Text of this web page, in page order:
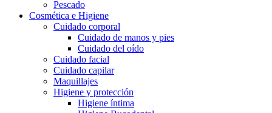
Pescado
Cosmética e Higiene
Cuidado corporal
Cuidado de manos y pies
Cuidado del oído
Cuidado facial
Cuidado capilar
Maquillajes
Higiene y protección
Higiene íntima